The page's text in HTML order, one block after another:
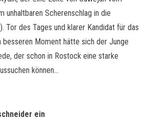
unhaltbaren Scherenschlag in die
Tor des Tages und klarer Kandidat für das
besseren Moment hätte sich der Junge
der schon in Rostock eine starke
können…
ein